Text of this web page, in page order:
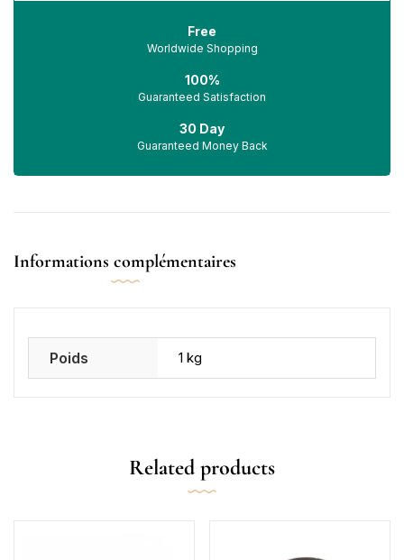
Free
Worldwide Shopping
100%
Guaranteed Satisfaction
30 Day
Guaranteed Money Back
Informations complémentaires
Poids 1 kg
Related products